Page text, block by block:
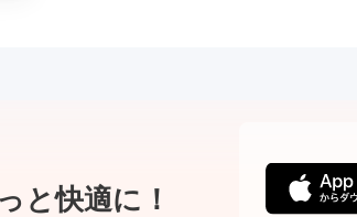
と快適に！